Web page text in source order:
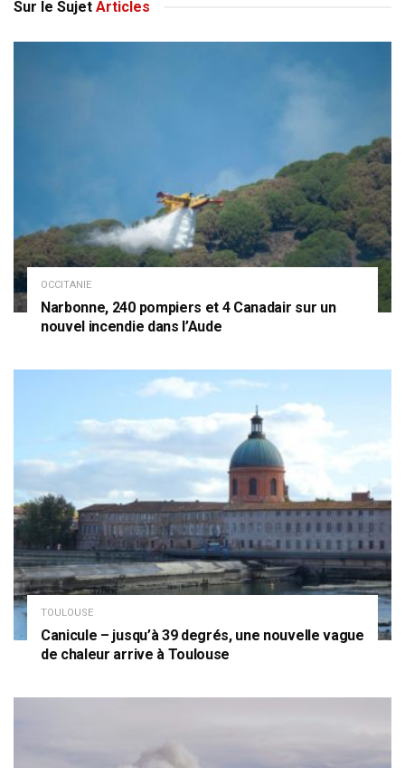
Sur le Sujet Articles
OCCITANIE
Narbonne, 240 pompiers et 4 Canadair sur un
nouvel incendie dans l’Aude
TOULOUSE
Canicule – jusqu’à 39 degrés, une nouvelle vague
de chaleur arrive à Toulouse